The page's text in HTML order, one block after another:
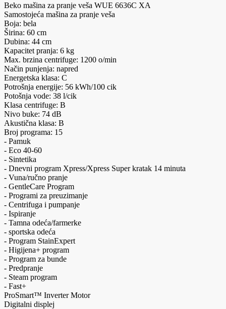
Beko mašina za pranje veša WUE 6636C XA
Samostojeća mašina za pranje veša
Boja: bela
Širina: 60 cm
Dubina: 44 cm
Kapacitet pranja: 6 kg
Max. brzina centrifuge: 1200 o/min
Način punjenja: napred
Energetska klasa: C
Potrošnja energije: 56 kWh/100 cik
Potošnja vode: 38 l/cik
Klasa centrifuge: B
Nivo buke: 74 dB
Akustična klasa: B
Broj programa: 15
- Pamuk
- Eco 40-60
- Sintetika
- Dnevni program Xpress/Xpress Super kratak 14 minuta
- Vuna/ručno pranje
- GentleCare Program
- Programi za preuzimanje
- Centrifuga i pumpanje
- Ispiranje
- Tamna odeća/farmerke
- sportska odeća
- Program StainExpert
- Higijena+ program
- Program za bunde
- Predpranje
- Steam program
- Fast+
ProSmart™ Inverter Motor
Digitalni displej